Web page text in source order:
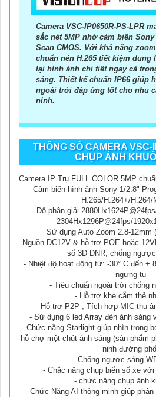
Camera VSC-IP0650R-PS-LPR
sắc nét 5MP nhờ cảm biến
Scan CMOS. Với khả năng
chuẩn nén H.265 tiết kiệm dung
lại hình ảnh chi tiết ngay cả
sáng. Thiết kế chuẩn IP66 giúp
ngoài trời đáp ứng tốt cho nhu
ninh.
THÔNG SỐ CAMERA
CHỤP ẢNH
Camera IP Trụ FULL COLOR 5MP
-Cảm biến hình ảnh Sony 1/2.8"
H.265/H.264+/H.264/
- Độ phân giải
2304Hx1296P@24fps/
Sử dụng Auto Zoom 2.8-12mm
Nguồn DC12V & hỗ trợ POE hoặc
số 3D DNR, chống
- Nhiệt độ hoạt động từ: -30° C đến +
ngưng tụ
- Tiêu chuẩn ngoài trời chống
- Hỗ trợ khe cắm thẻ
- Hỗ trợ P2P , Tích hợp MIC thu
- Sử dụng 6 led Array đèn ánh sáng
- Chức năng Starlight giúp nhìn trong
hỗ chợ một chút ánh sáng (sản phẩm
ninh đường
-. Chống ngược sáng
- Chắc năng chụp biển số xe
- chức năng chụp ảnh
- Chức Năng AI thông minh giúp